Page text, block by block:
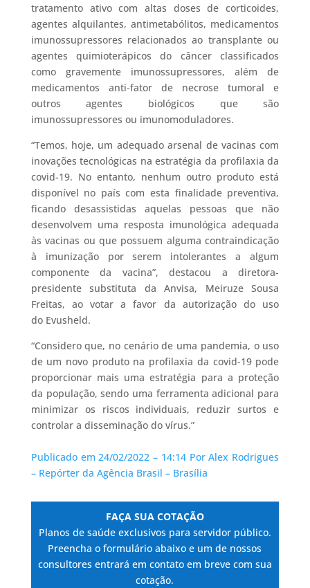
tratamento ativo com altas doses de corticoides,
agentes alquilantes, antimetabólitos, medicamentos
imunossupressores relacionados ao transplante ou
agentes quimioterápicos do câncer classificados
como gravemente imunossupressores, além de
medicamentos anti-fator de necrose tumoral e
outros agentes biológicos que são
imunossupressores ou imunomoduladores.
“Temos, hoje, um adequado arsenal de vacinas com
inovações tecnológicas na estratégia da profilaxia da
covid-19. No entanto, nenhum outro produto está
disponível no país com esta finalidade preventiva,
ficando desassistidas aquelas pessoas que não
desenvolvem uma resposta imunológica adequada
às vacinas ou que possuem alguma contraindicação
à imunização por serem intolerantes a algum
componente da vacina”, destacou a diretora-
presidente substituta da Anvisa, Meiruze Sousa
Freitas, ao votar a favor da autorização do uso
do Evusheld.
“Considero que, no cenário de uma pandemia, o uso
de um novo produto na profilaxia da covid-19 pode
proporcionar mais uma estratégia para a proteção
da população, sendo uma ferramenta adicional para
minimizar os riscos individuais, reduzir surtos e
controlar a disseminação do vírus.”
Publicado em 24/02/2022 – 14:14 Por Alex Rodrigues
– Repórter da Agência Brasil – Brasília
FAÇA SUA COTAÇÃO
Planos de saúde exclusivos para servidor público.
Preencha o formulário abaixo e um de nossos
consultores entrará em contato em breve com sua
cotação.